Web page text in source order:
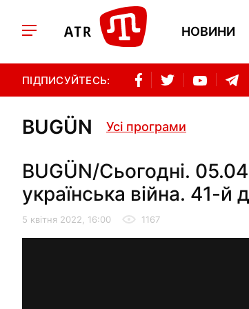
НОВИНИ
ПІДПИСУЙТЕСЬ:
BUGÜN Усі програми
BUGÜN/Сьогодні.
українська війна. 41-й
5 квітня 2022, 16:00 1167